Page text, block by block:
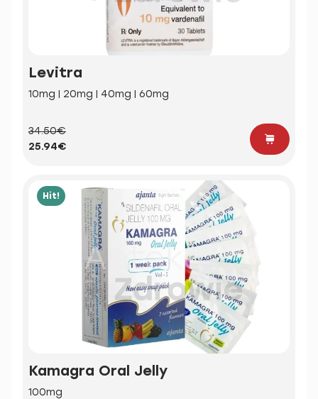
Levitra
10mg | 20mg | 40mg | 60mg
34.50€
25.94€
Hit!
Kamagra Oral Jelly
100mg